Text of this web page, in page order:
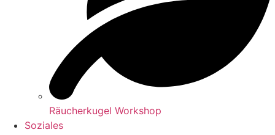
Räucherkugel Workshop
Soziales